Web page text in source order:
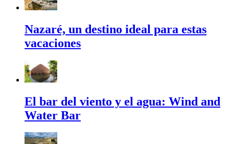
Nazaré, un destino ideal para estas
vacaciones
El bar del viento y el agua: Wind and
Water Bar